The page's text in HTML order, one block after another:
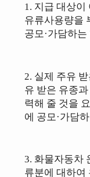
1. 지급 대상이
유류사용량을
공모·가담하는
2. 실제 주유
유 받은 유종과
력해 줄 것을
에 공모·가담
3. 화물자동차
류분에 대하여